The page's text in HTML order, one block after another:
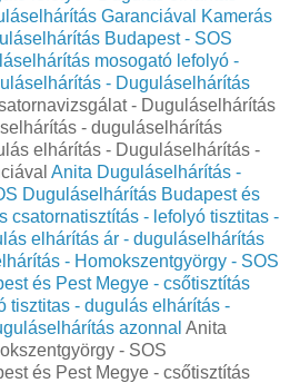
Garanciával
Kamerás
Budapest - SOS
mosogató lefolyó -
- Duguláselhárítás
- Duguláselhárítás
- duguláselhárítás
elhárítás - Duguláselhárítás -
Anita Duguláselhárítás -
Duguláselhárítás Budapest és
csatornatisztítás - lefolyó tisztitas -
elhárítás ár - duguláselhárítás
- Homokszentgyörgy - SOS
és Pest Megye - csőtisztítás
tisztitas - dugulás elhárítás -
azonnal Anita
- SOS
és Pest Megye - csőtisztítás